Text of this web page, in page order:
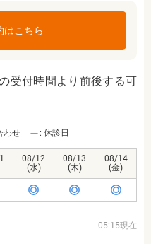
はこちら
受付時間より前後する可
わせ : 休診日
08/12
(水)
08/13
(木)
08/14
(金)
05:15現在